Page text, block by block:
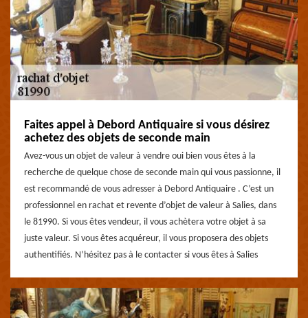
Faites appel à Debord Antiquaire si vous désirez
achetez des objets de seconde main
Avez-vous un objet de valeur à vendre oui bien vous êtes à la
recherche de quelque chose de seconde main qui vous passionne, il
est recommandé de vous adresser à Debord Antiquaire . C’est un
professionnel en rachat et revente d’objet de valeur à Salies, dans
le 81990. Si vous êtes vendeur, il vous achètera votre objet à sa
juste valeur. Si vous êtes acquéreur, il vous proposera des objets
authentifiés. N’hésitez pas à le contacter si vous êtes à Salies